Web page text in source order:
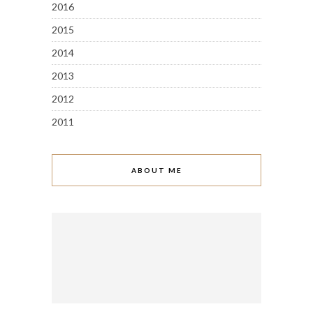
2016
2015
2014
2013
2012
2011
ABOUT ME